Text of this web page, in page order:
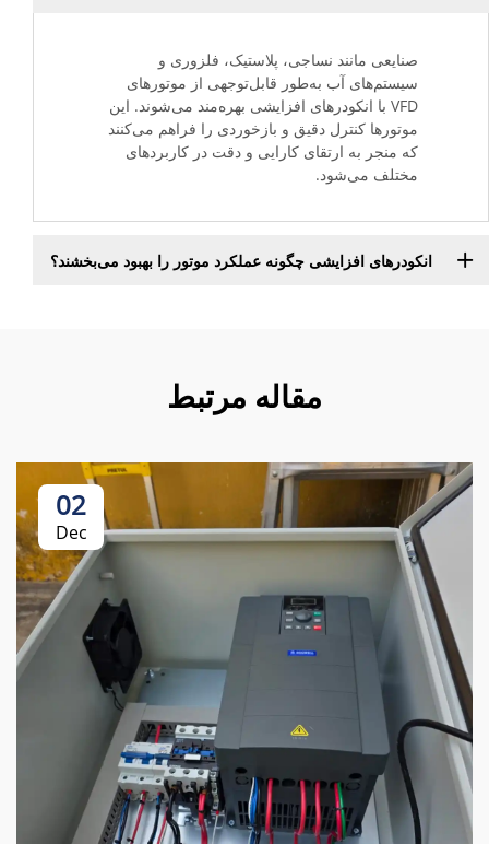
صنایعی مانند نساجی، پلاستیک، فلزوری و
سیستم‌های آب به‌طور قابل‌توجهی از موتورهای
VFD با انکودرهای افزایشی بهره‌مند می‌شوند. این
موتورها کنترل دقیق و بازخوردی را فراهم می‌کنند
که منجر به ارتقای کارایی و دقت در کاربردهای
مختلف می‌شود.
انکودرهای افزایشی چگونه عملکرد موتور را بهبود می‌بخشند؟
مقاله مرتبط
02
Dec